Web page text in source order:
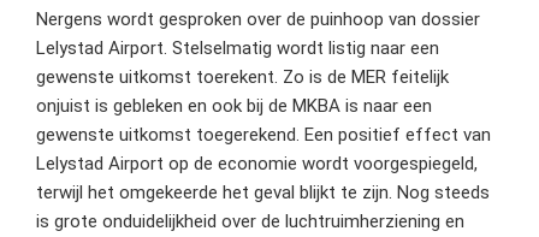
Nergens wordt gesproken over de puinhoop van dossier
Lelystad Airport. Stelselmatig wordt listig naar een
gewenste uitkomst toerekent. Zo is de MER feitelijk
onjuist is gebleken en ook bij de MKBA is naar een
gewenste uitkomst toegerekend. Een positief effect van
Lelystad Airport op de economie wordt voorgespiegeld,
terwijl het omgekeerde het geval blijkt te zijn. Nog steeds
is grote onduidelijkheid over de luchtruimherziening en